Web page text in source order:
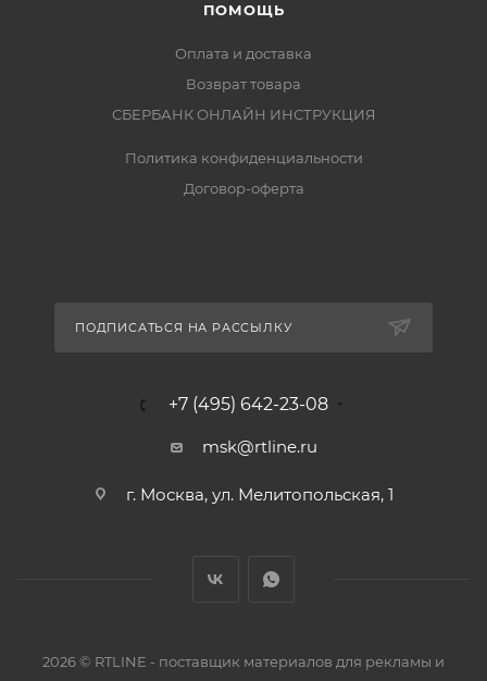
ПОМОЩЬ
Оплата и доставка
Возврат товара
СБЕРБАНК ОНЛАЙН ИНСТРУКЦИЯ
Политика конфиденциальности
Договор-оферта
ПОДПИСАТЬСЯ НА РАССЫЛКУ
+7 (495) 642-23-08
msk@rtline.ru
г. Москва, ул. Мелитопольская, 1
2026 © RTLINE - поставщик материалов для рекламы и